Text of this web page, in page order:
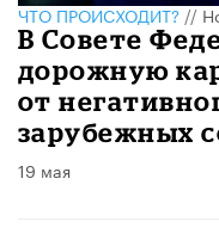
ЧТО ПРОИСХОДИТ?//
В Совете
дорожную
от
зарубежных
19 мая